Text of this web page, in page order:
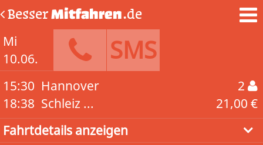
BesserMitfahren.de
Mi
10.06.
SMS
15:30
18:38
Hannover
Schleiz ...
2
21,00 €
Fahrtdetails anzeigen